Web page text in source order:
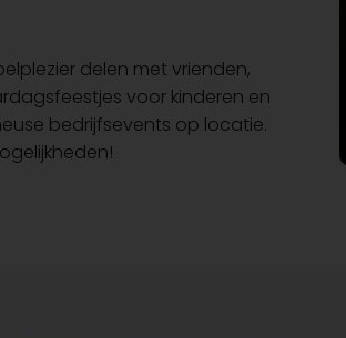
delen met vrienden,
voor kinderen en
bedrijfsevents op locatie.